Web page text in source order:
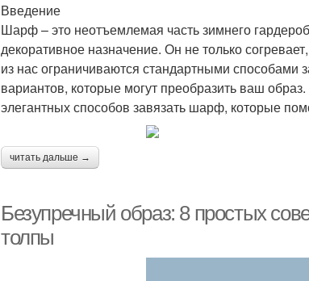
Введение
Шарф – это неотъемлемая часть зимнего
декоративное назначение. Он не только
из нас ограничиваются стандартными
вариантов, которые могут преобразить ваш
элегантных способов завязать шарф, которые
читать дальше →
Безупречный образ: 8 простых
толпы